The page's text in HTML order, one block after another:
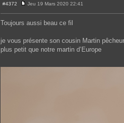
#4372
e
s
e
Jeu 19 Mars 2020 22:41
Toujours aussi beau ce fil
je vous présente son cousin Martin
plus petit que notre martin d’Europe